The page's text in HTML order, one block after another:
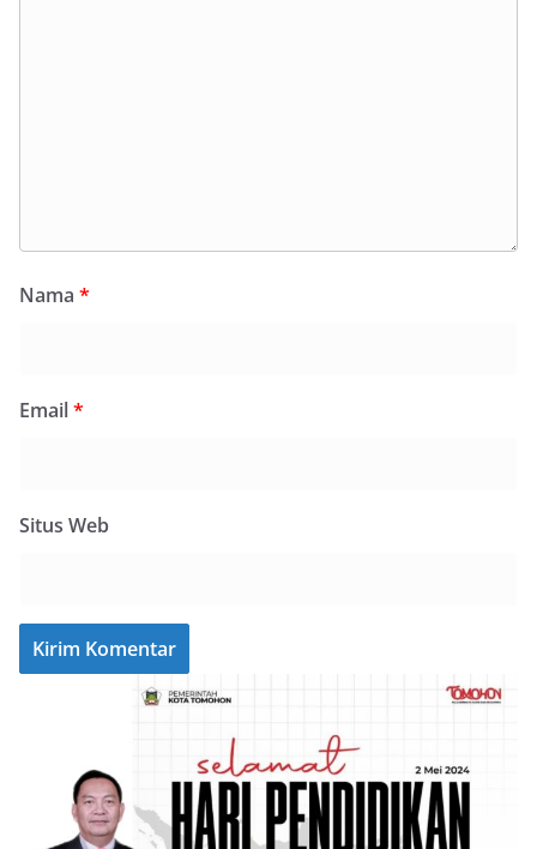
Nama *
Email*
Situs Web